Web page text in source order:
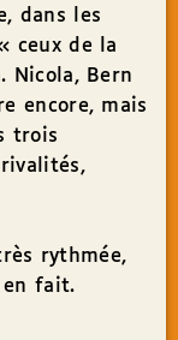
dans les
ceux de la
Nicola, Bern
encore, mais
trois
rythmée,
en fait.